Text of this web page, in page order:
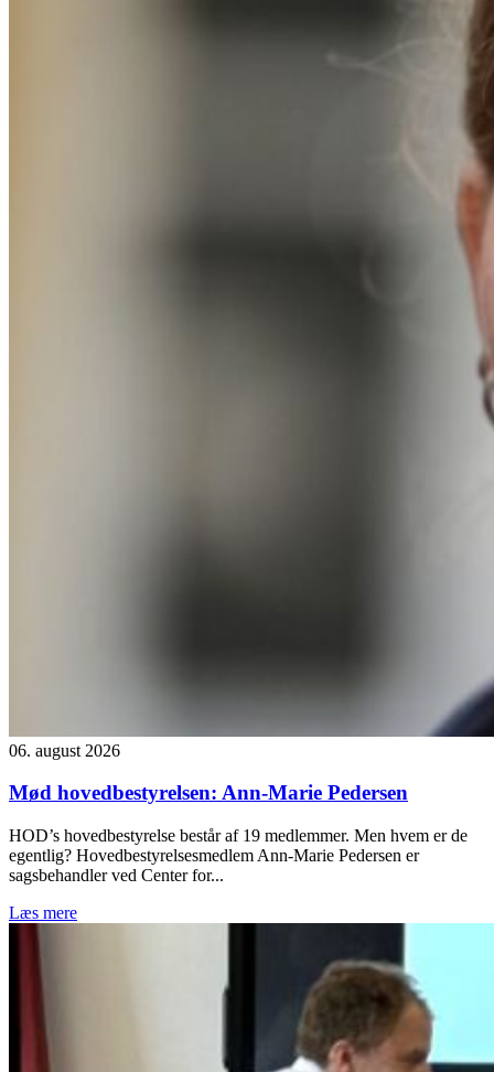
06. august 2026
Mød hovedbestyrelsen: Ann-Marie Pedersen
HOD’s hovedbestyrelse består af 19 medlemmer. Men hvem er de
egentlig? Hovedbestyrelsesmedlem Ann-Marie Pedersen er
sagsbehandler ved Center for...
Læs mere